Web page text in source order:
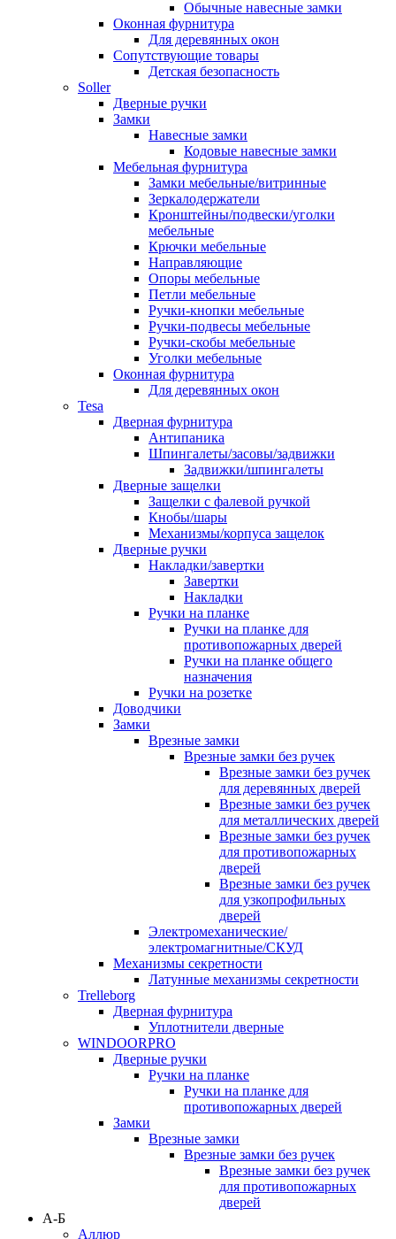
Обычные навесные замки
Оконная фурнитура
Для деревянных окон
Сопутствующие товары
Детская безопасность
Soller
Дверные ручки
Замки
Навесные замки
Кодовые навесные замки
Мебельная фурнитура
Замки мебельные/витринные
Зеркалодержатели
Кронштейны/подвески/уголки
мебельные
Крючки мебельные
Направляющие
Опоры мебельные
Петли мебельные
Ручки-кнопки мебельные
Ручки-подвесы мебельные
Ручки-скобы мебельные
Уголки мебельные
Оконная фурнитура
Для деревянных окон
Tesa
Дверная фурнитура
Антипаника
Шпингалеты/засовы/задвижки
Задвижки/шпингалеты
Дверные защелки
Защелки с фалевой ручкой
Кнобы/шары
Механизмы/корпуса защелок
Дверные ручки
Накладки/завертки
Завертки
Накладки
Ручки на планке
Ручки на планке для
противопожарных дверей
Ручки на планке общего
назначения
Ручки на розетке
Доводчики
Замки
Врезные замки
Врезные замки без ручек
Врезные замки без ручек
для деревянных дверей
Врезные замки без ручек
для металлических дверей
Врезные замки без ручек
для противопожарных
дверей
Врезные замки без ручек
для узкопрофильных
дверей
Электромеханические/
электромагнитные/СКУД
Механизмы секретности
Латунные механизмы секретности
Trelleborg
Дверная фурнитура
Уплотнители дверные
WINDOORPRO
Дверные ручки
Ручки на планке
Ручки на планке для
противопожарных дверей
Замки
Врезные замки
Врезные замки без ручек
Врезные замки без ручек
для противопожарных
дверей
А-Б
Аллюр